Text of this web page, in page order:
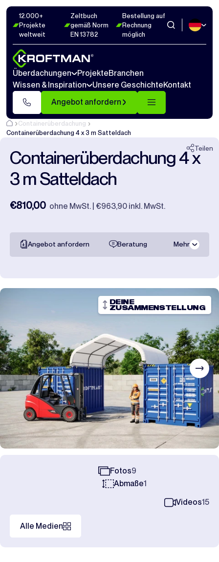
12.000+
Projekte
weltweit
Zeltbuch
gemäß Norm
EN 13782
Bestellung auf
Rechnung
möglich
Überdachungen ProjekteBranchen
Wissen & Inspiration
Unsere GeschichteKontakt
Angebot anfordern
Containerüberdachung
Containerüberdachung 4 x 3 m Satteldach
Teilen
Containerüberdachung 4 x
3 m Satteldach
€810,00 ohne MwSt. | €963,90 inkl. MwSt.
Angebot anfordern Beratung Mehr
Transportpreise
DEINE
ZUSAMMENSTELLUNG
Fotos9
Abmaße1
Videos15
Alle Medien
Fotos Abmaße1 Videos
Schließen